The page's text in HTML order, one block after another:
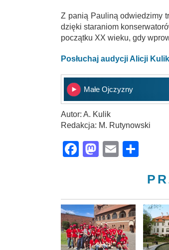
Z panią Pauliną odwiedzimy
dzięki staraniom
początku XX wieku, gdy
Posłuchaj audycji Alicji Kulik
Małe Ojczyzny
Autor: A. Kulik
Redakcja: M. Rutynowski
Facebook
Mastodon
Email